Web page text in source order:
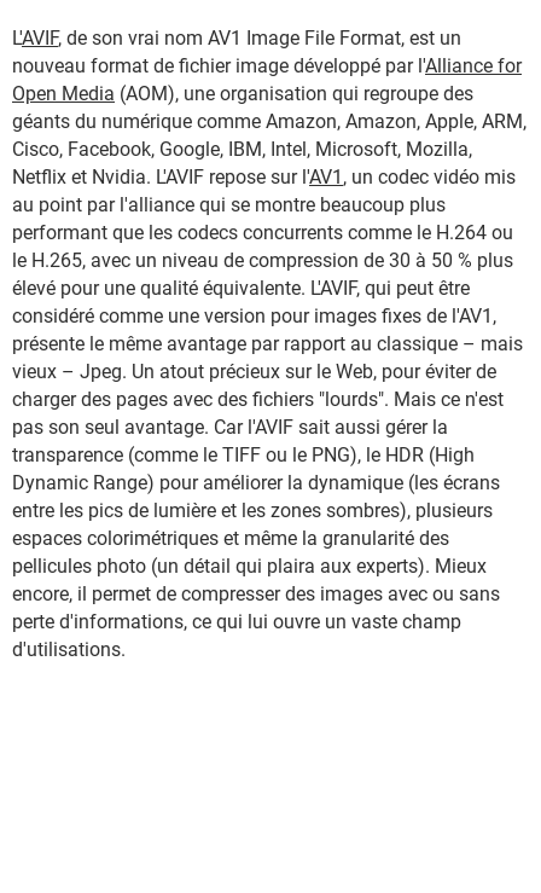
L'AVIF, de son vrai nom AV1 Image File Format, est un
nouveau format de fichier image développé par l'Alliance for
Open Media (AOM), une organisation qui regroupe des
géants du numérique comme Amazon, Amazon, Apple, ARM,
Cisco, Facebook, Google, IBM, Intel, Microsoft, Mozilla,
Netflix et Nvidia. L'AVIF repose sur l'AV1 , un codec vidéo mis
au point par l'alliance qui se montre beaucoup plus
performant que les codecs concurrents comme le H.264 ou
le H.265, avec un niveau de compression de 30 à 50 % plus
élevé pour une qualité équivalente. L'AVIF, qui peut être
considéré comme une version pour images fixes de l'AV1,
présente le même avantage par rapport au classique – mais
vieux – Jpeg. Un atout précieux sur le Web, pour éviter de
charger des pages avec des fichiers "lourds". Mais ce n'est
pas son seul avantage. Car l'AVIF sait aussi gérer la
transparence (comme le TIFF ou le PNG), le HDR (High
Dynamic Range) pour améliorer la dynamique (les écrans
entre les pics de lumière et les zones sombres), plusieurs
espaces colorimétriques et même la granularité des
pellicules photo (un détail qui plaira aux experts). Mieux
encore, il permet de compresser des images avec ou sans
perte d'informations, ce qui lui ouvre un vaste champ
d'utilisations.